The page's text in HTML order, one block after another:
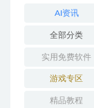
AI资讯
全部分类
实用免费软件
游戏专区
精品教程